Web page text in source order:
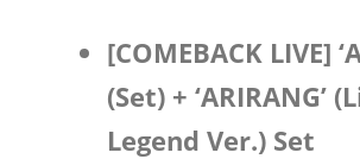
[COMEBACK LIVE]
(Set) + ‘ARIRANG’
Legend Ver.) Set